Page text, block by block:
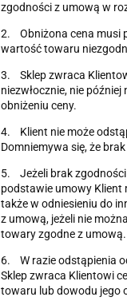
zgodności z umową w
2. Obniżona cena musi
wartość towaru
3. Sklep zwraca
niezwłocznie, nie
obniżeniu ceny.
4. Klient nie może
Domniemywa się, że
5. Jeżeli brak
podstawie umowy Klient
także w odniesieniu do
z umową, jeżeli nie
towary zgodne z umową.
6. W razie odstąpienia
Sklep zwraca Klientowi
towaru lub dowodu jego